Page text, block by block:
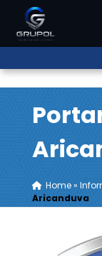
Home»
Aricanduva